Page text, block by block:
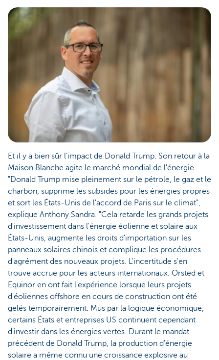
Et il y a bien sûr l'impact de Donald Trump. Son retour à la
Maison Blanche agite le marché mondial de l'énergie.
"Donald Trump mise pleinement sur le pétrole, le gaz et le
charbon, supprime les subsides pour les énergies propres
et sort les États-Unis de l'accord de Paris sur le climat",
explique Anthony Sandra. "Cela retarde les grands projets
d'investissement dans l'énergie éolienne et solaire aux
États-Unis, augmente les droits d'importation sur les
panneaux solaires chinois et complique les procédures
d'agrément des nouveaux projets. L'incertitude s'en
trouve accrue pour les acteurs internationaux. Orsted et
Equinor en ont fait l'expérience lorsque leurs projets
d'éoliennes offshore en cours de construction ont été
gelés temporairement. Mus par la logique économique,
certains États et entreprises US continuent cependant
d'investir dans les énergies vertes. Durant le mandat
précédent de Donald Trump, la production d'énergie
solaire a même connu une croissance explosive au